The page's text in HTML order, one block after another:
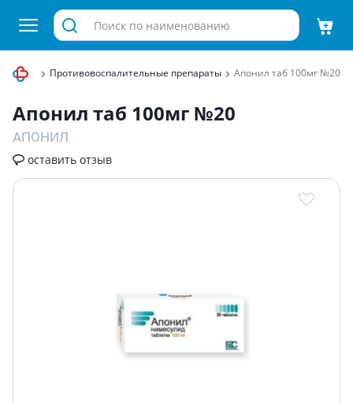
Противовоспалительные препараты Апонил таб 100мг №20
Апонил таб 100мг №20
АПОНИЛ
оставить отзыв